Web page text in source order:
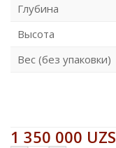
Глубина
Высота
Вес (без упаковки)
1 350 000 UZS